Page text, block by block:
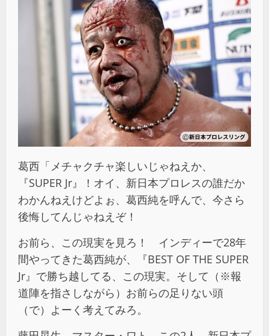
葛西「メチャクチャ楽しいじゃねえか、
『SUPER Jr』！オイ、新日本プロレスの誰だか
わかんねえけどよぉ、葛西純を呼んで、今さら
後悔してんじゃねえぞ！
お前ら、この現実を見ろ！ インディーで28年
間やってきた葛西純が、『BEST OF THE SUPER
Jr』で勝ち越してる、この現実。そして（※報
道陣を指さしながら）お前らの足りない頭
（で）よーく考えてみろ。